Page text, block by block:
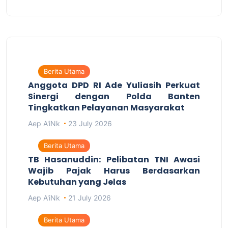
Berita Utama
Anggota DPD RI Ade Yuliasih Perkuat
Sinergi dengan Polda Banten
Tingkatkan Pelayanan Masyarakat
Aep A'iNk 23 July 2026
Berita Utama
TB Hasanuddin: Pelibatan TNI Awasi
Wajib Pajak Harus Berdasarkan
Kebutuhan yang Jelas
Aep A'iNk 21 July 2026
Berita Utama